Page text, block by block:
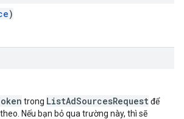
)
trong ListAdSourcesRequestđể
Nếu bạn bỏ qua trường này, thì sẽ